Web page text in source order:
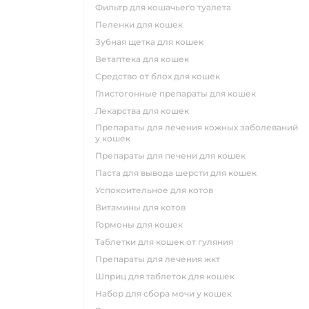
фильтр для кошачьего туалета
пеленки для кошек
зубная щетка для кошек
ветаптека для кошек
средство от блох для кошек
глистогонные препараты для кошек
лекарства для кошек
препараты для лечения кожных заболеваний
у кошек
препараты для печени для кошек
паста для вывода шерсти для кошек
успокоительное для котов
витамины для котов
гормоны для кошек
таблетки для кошек от гуляния
препараты для лечения жкт
шприц для таблеток для кошек
набор для сбора мочи у кошек